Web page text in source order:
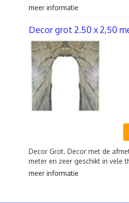
meer informatie
Decor grot 2.50 x 2,50
Decor Grot. Decor met de
meter en zeer geschikt in vele
meer informatie